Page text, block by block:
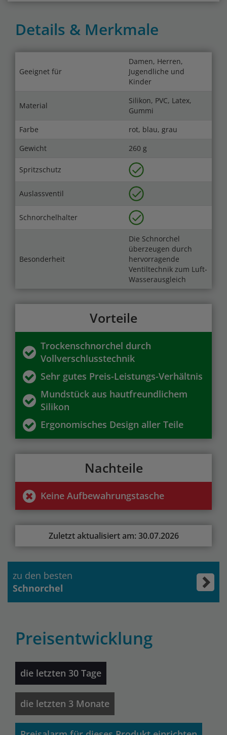
Details & Merkmale
Geeignet für
Damen, Herren,
Jugendliche und
Kinder
Material
Silikon, PVC, Latex,
Gummi
Farbe
rot, blau, grau
Gewicht
260 g
Spritzschutz
Auslassventil
Schnorchelhalter
Besonderheit
Die Schnorchel
überzeugen durch
hervorragende
Ventiltechnik zum Luft-
Wasserausgleich
Vorteile
Trockenschnorchel durch
Vollverschlusstechnik
Sehr gutes Preis-Leistungs-Verhältnis
Mundstück aus hautfreundlichem
Silikon
Ergonomisches Design aller Teile
Nachteile
Keine Aufbewahrungstasche
Zuletzt aktualisiert am: 30.07.2026
zu den besten
Schnorchel
Preisentwicklung
die letzten 30 Tage
die letzten 3 Monate